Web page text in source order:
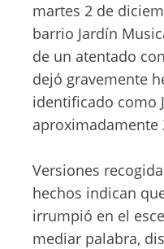
martes 2 de
barrio Jardín
de un atentado
dejó gravemente
identificado como
aproximadamente
Versiones
hechos indican
irrumpió en el
mediar palabra,